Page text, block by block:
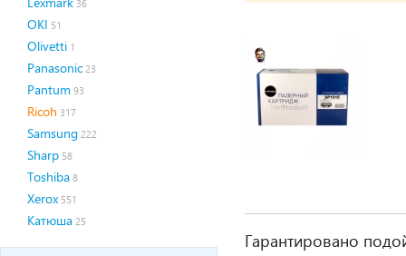
36
OKI 51
Olivetti 1
Panasonic 23
Pantum 93
Ricoh 317
Samsung 222
Sharp 58
Toshiba 8
Xerox 551
Катюша 25
Гарантировано